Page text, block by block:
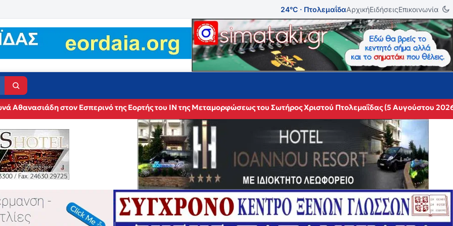
24°C · ΠτολεμαΐδαΑρχικήΕιδήσειςΕπικοινωνία
Αθανασιάδη στον Εσπερινό της Εορτής του ΙΝ της Μεταμορφώσεως του Σωτήρος Χριστού Πτολεμαΐδας (5 Αυγούστου